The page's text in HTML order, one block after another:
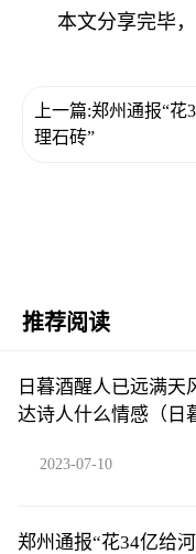
本文分享完毕
上一篇:郑州通报“
理石砖”
推荐阅读
日暮酒醒人已远满天
达诗人什么情感（日
2023-07-10
郑州通报“花34亿给